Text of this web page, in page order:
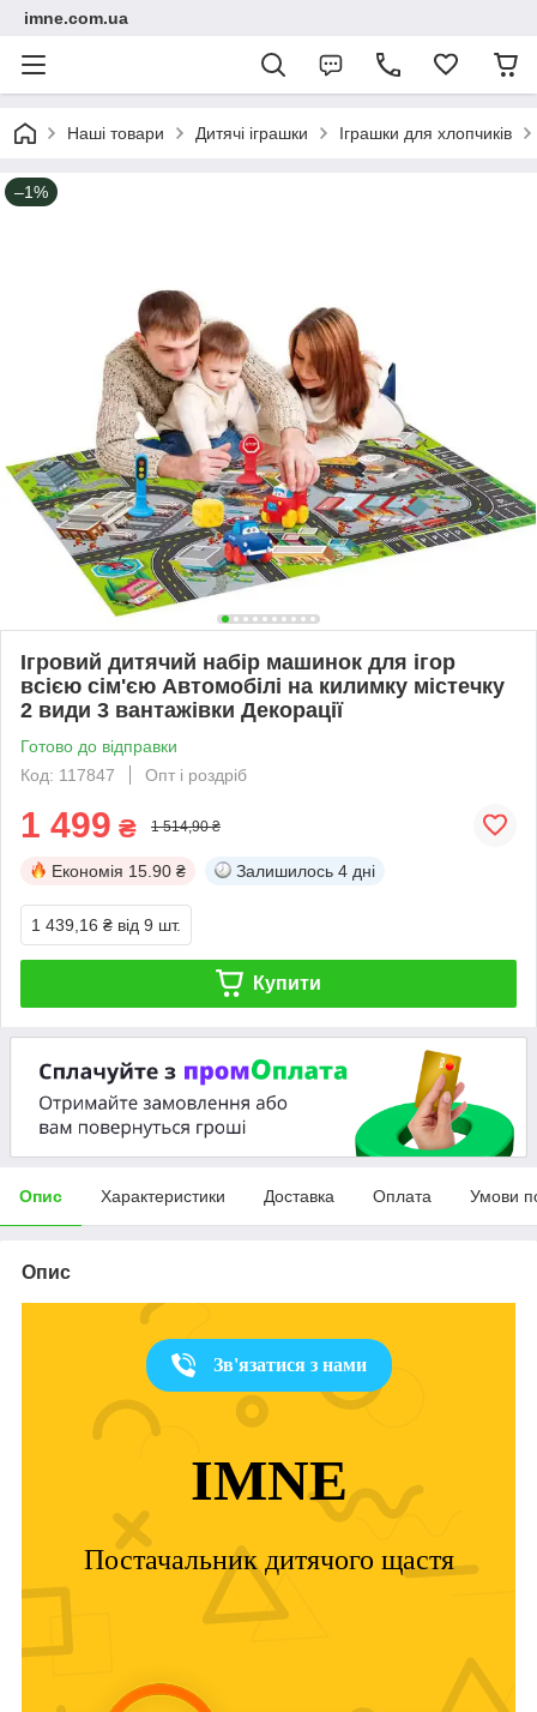
imne.com.ua
Наші товари Дитячі іграшки Іграшки для хлопчиків
–1%
Ігровий дитячий набір машинок для ігор
всією сім'єю Автомобілі на килимку містечку
2 види 3 вантажівки Декорації
Готово до відправки
Код: 117847
Опт і роздріб
1 499 ₴ 1 514,90 ₴
Економія 15.90 ₴ Залишилось 4 дні
1 439,16 ₴ від 9 шт.
Купити
Опис Характеристики Доставка Оплата Умови
Опис
Зв'язатися з нами
IMNE
Постачальник дитячого щастя